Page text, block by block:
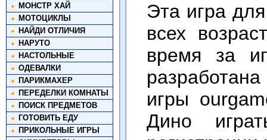
МОНСТР ХАЙ
МОТОЦИКЛЫ
НАЙДИ ОТЛИЧИЯ
НАРУТО
НАСТОЛЬНЫЕ
ОДЕВАЛКИ
ПАРИКМАХЕР
ПЕРЕДЕЛКИ КОМНАТЫ
ПОИСК ПРЕДМЕТОВ
ГОТОВИТЬ ЕДУ
ПРИКОЛЬНЫЕ ИГРЫ
Эта игра
всех
время за
игры
Дино